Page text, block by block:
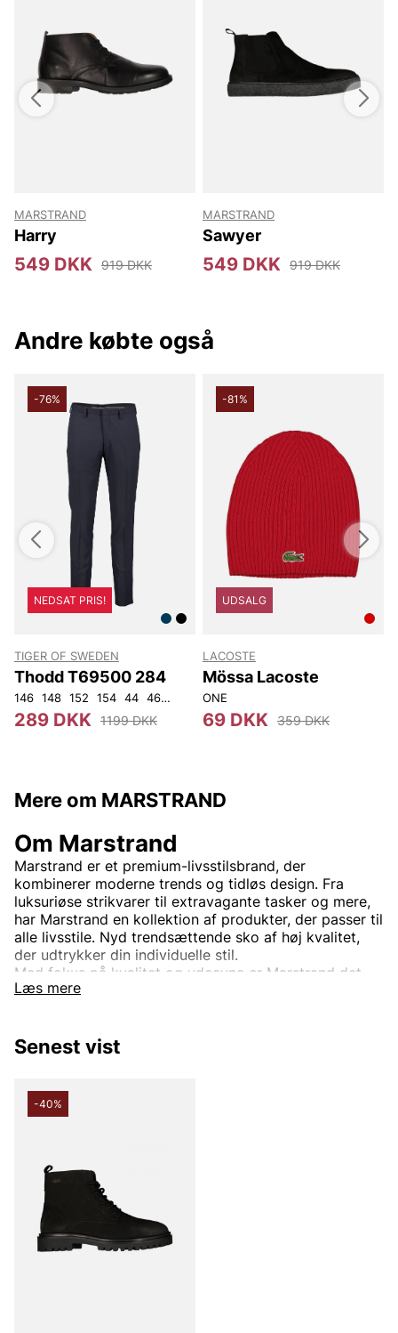
MARSTRAND
Harry
549 DKK 919 DKK
MARSTRAND
Sawyer
549 DKK 919 DKK
Andre købte også
-76%
NEDSAT PRIS!
TIGER OF SWEDEN
Thodd T69500 284
146 148 152 154 44 46 48 50 52
289 DKK 1199 DKK
-81%
UDSALG
LACOSTE
Mössa Lacoste
ONE
69 DKK 359 DKK
Mere om MARSTRAND
Læs mere
Om Marstrand
Marstrand er et premium-livsstilsbrand, der
kombinerer moderne trends og tidløs design. Fra
luksuriøse strikvarer til extravagante tasker og mere,
har Marstrand en kollektion af produkter, der passer til
alle livsstile. Nyd trendsættende sko af høj kvalitet,
der udtrykker din individuelle stil.
Med fokus på kvalitet og ydeevne er Marstrand det
oplagte valg for den, der søger stilfulde klæder, som
Lee
Replay
Oscar Jacobson
Senest vist
-40%